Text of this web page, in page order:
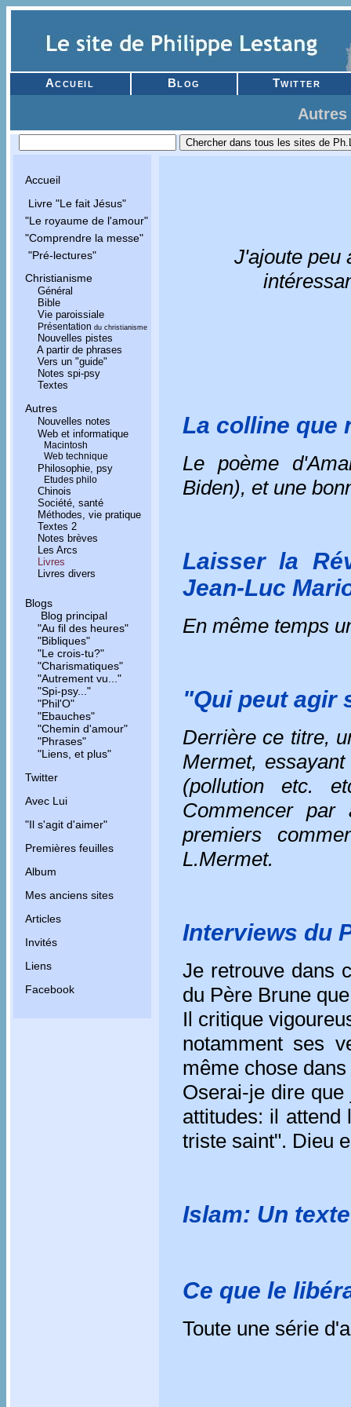
Accueil Blog Twitter
Autres
Accueil
Livre "Le fait Jésus"
"Le royaume de l'amour"
"Comprendre la messe"
"Pré-lectures"
Christianisme
Général
Bible
Vie paroissiale
Présentation du christianisme
Nouvelles pistes
A partir de phrases
Vers un "guide"
Notes spi-psy
Textes
Autres
Nouvelles notes
Web et informatique
Macintosh
Web technique
Philosophie, psy
Etudes philo
Chinois
Société, santé
Méthodes, vie pratique
Textes 2
Notes brèves
Les Arcs
Livres
Livres divers
Blogs
Blog principal
"Au fil des heures"
"Bibliques"
"Le crois-tu?"
"Charismatiques"
"Autrement vu..."
"Spi-psy..."
"Phil'O"
"Ebauches"
"Chemin d'amour"
"Phrases"
"Liens, et plus"
Twitter
Avec Lui
"Il s'agit d'aimer"
Premières feuilles
Album
Mes anciens sites
Articles
Invités
Liens
Facebook
J'ajoute peu
La colline que
Le poème
Biden), et une
Laisser la
Jean-Luc
En même temps
"Qui peut agir
Derrière ce titre,
Mermet,
(pollution etc.
Commencer
premiers
L.Mermet.
Interviews du
Je retrouve dans
du Père Brune
Il critique
notamment ses
même chose
Oserai-je dire
attitudes: il
triste saint". Dieu
Islam: Un
Ce que le
Toute une série